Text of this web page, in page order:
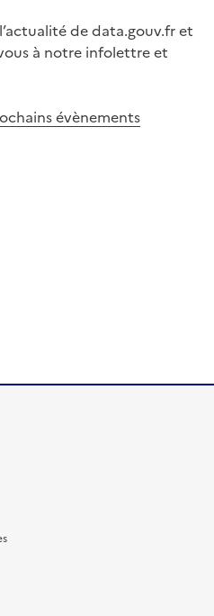
de data.gouv.fr et
à notre infolettre et
évènements